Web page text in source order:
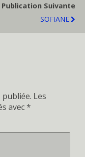
Publication Suivante
SOFIANE
Les
avec*